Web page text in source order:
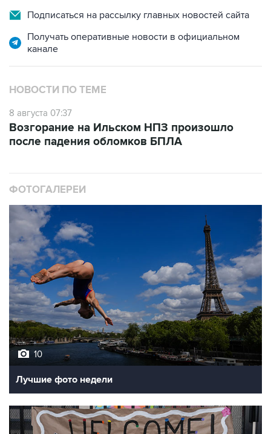
Подписаться на рассылку главных новостей сайта
Получать оперативные новости в официальном
канале
НОВОСТИ ПО ТЕМЕ
8 августа 07:37
Возгорание на Ильском НПЗ произошло
после падения обломков БПЛА
ФОТОГАЛЕРЕИ
10
Лучшие фото недели